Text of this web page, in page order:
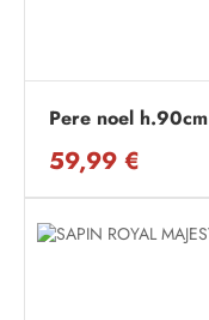
Pere noel h.90cm
59,99 €